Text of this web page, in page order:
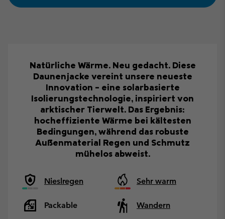
Natürliche Wärme. Neu gedacht. Diese
Daunenjacke vereint unsere neueste
Innovation – eine solarbasierte
Isolierungstechnologie, inspiriert von
arktischer Tierwelt. Das Ergebnis:
hocheffiziente Wärme bei kältesten
Bedingungen, während das robuste
Außenmaterial Regen und Schmutz
mühelos abweist.
Nieslregen Sehr warm
Packable
Wandern